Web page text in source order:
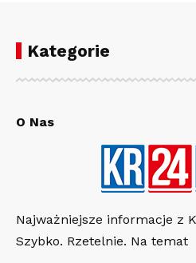
Kategorie
O Nas
Najważniejsze informacje z
Szybko. Rzetelnie. Na temat